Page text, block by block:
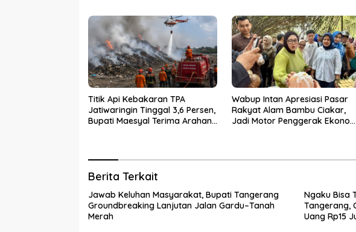
Titik Api Kebakaran TPA
Jatiwaringin Tinggal 3,6 Persen,
Bupati Maesyal Terima Arahan
Wabup Intan Apresiasi Pasar
Rakyat Alam Bambu Ciakar,
Jadi Motor Penggerak Ekonomi
Berita Terkait
Jawab Keluhan Masyarakat, Bupati Tangerang
Groundbreaking Lanjutan Jalan Gardu–Tanah
Merah
Ngaku Bisa
Tangerang,
Uang Rp15